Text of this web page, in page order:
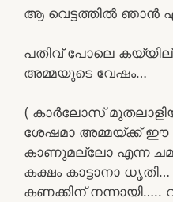
ആ വെട്ടത്തിൽ ഞാൻ
പതിവ് പോലെ
അമ്മയുടെ വേഷം…
( കാർലോസ്
ശേഷമാ അമ്മയ്ക്ക് ഈ
കാണുമല്ലോ എന്ന
കക്ഷം കാട്ടാനാ
കണക്കിന് നന്നായി…..